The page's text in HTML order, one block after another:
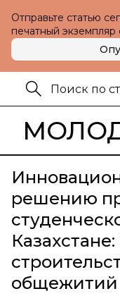
Отправьте статью
печатный экземпляр
решению
общежитий